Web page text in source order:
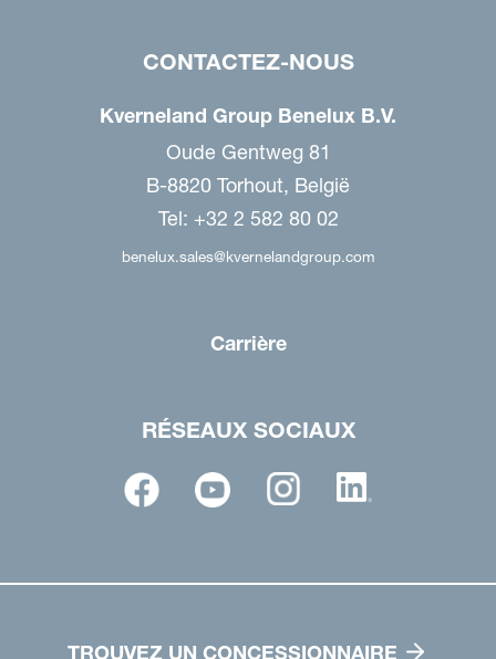
CONTACTEZ-NOUS
Kverneland Group Benelux B.V.
Oude Gentweg 81
B-8820 Torhout, België
Tel: +32 2 582 80 02
benelux.sales@kvernelandgroup.com
Carrière
RÉSEAUX SOCIAUX
TROUVEZ UN CONCESSIONNAIRE